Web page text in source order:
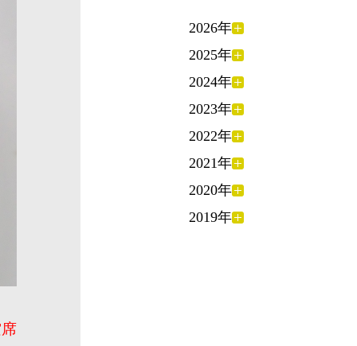
2026年
2025年
2024年
2023年
2022年
2021年
2020年
2019年